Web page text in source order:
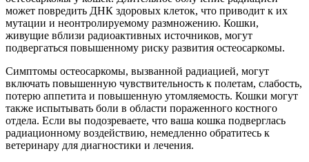
может повредить ДНК здоровых клеток, что приводит к их
мутации и неонтролируемому размножению. Кошки,
живущие вблизи радиоактивных источников, могут
подвергаться повышенному риску развития остеосаркомы.
Симптомы остеосаркомы, вызванной радиацией, могут
включать повышенную чувствительность к полетам, слабость,
потерю аппетита и повышенную утомляемость. Кошки могут
также испытывать боли в области пораженного костного
отдела. Если вы подозреваете, что ваша кошка подверглась
радиационному воздействию, немедленно обратитесь к
ветеринару для диагностики и лечения.